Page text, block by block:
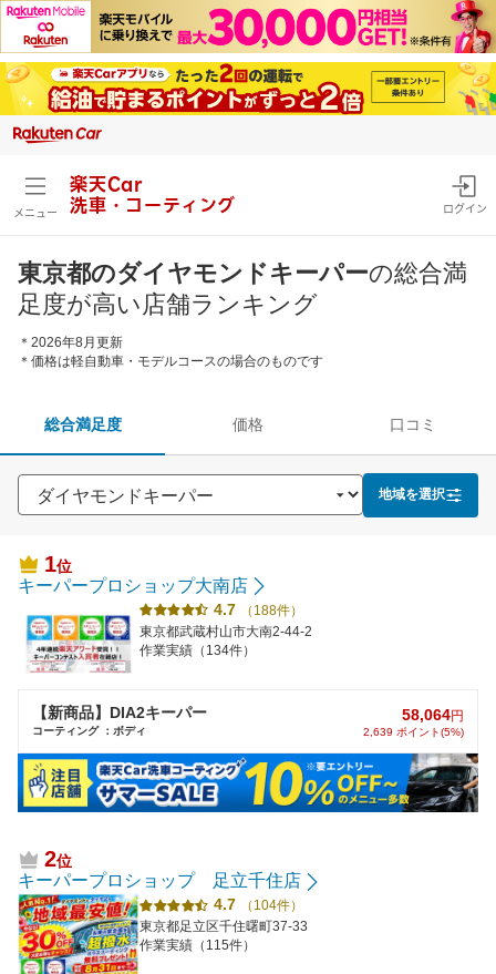
メニュー
楽天Car
洗車・コーティング
ログイン
東京都のダイヤモンドキーパーの総合満
足度が高い店舗ランキング
＊2026年8月更新
＊価格は軽自動車・モデルコースの場合のものです
総合満足度 価格 口コミ
地域を選択
1位
キーパープロショップ大南店
4.7
（188件）
東京都武蔵村山市大南2-44-2
作業実績（134件）
【新商品】DIA2キーパー
コーティング ：ボディ
58,064円
2,639 ポイント(5%)
2位
キーパープロショップ 足立千住店
4.7
（104件）
東京都足立区千住曙町37-33
作業実績（115件）